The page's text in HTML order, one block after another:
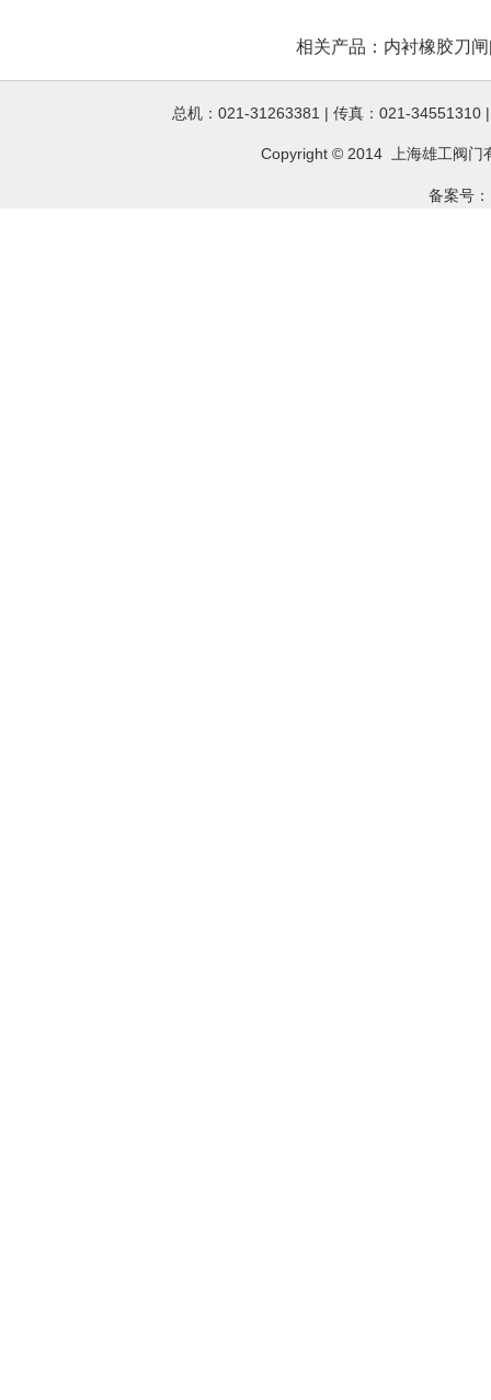
相关产品： 内衬橡胶刀
总机：021-31263381 | 传真：021-
Copyright © 2014 上海雄工阀门
备案号